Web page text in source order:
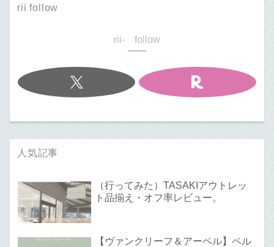
rii follow
rii- follow
人気記事
（行ってみた）TASAKIアウトレッ
ト品揃え・オフ率レビュー。
【ヴァンクリーフ＆アーペル】ペル